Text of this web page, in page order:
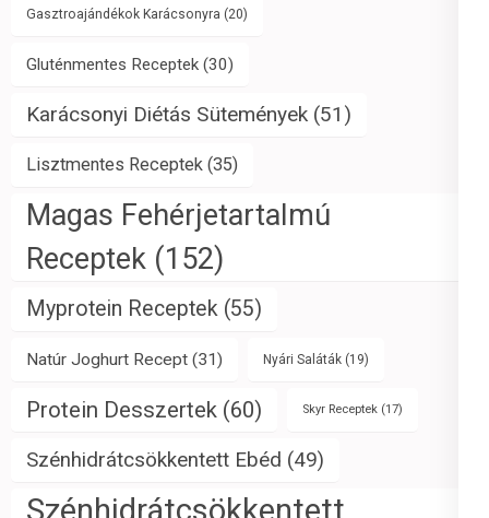
Gasztroajándékok Karácsonyra (20)
Gluténmentes Receptek (30)
Karácsonyi Diétás Sütemények (51)
Lisztmentes Receptek (35)
Magas Fehérjetartalmú
Receptek (152)
Myprotein Receptek (55)
Natúr Joghurt Recept (31) Nyári Saláták (19)
Protein Desszertek (60) Skyr Receptek (17)
Szénhidrátcsökkentett Ebéd (49)
Szénhidrátcsökkentett